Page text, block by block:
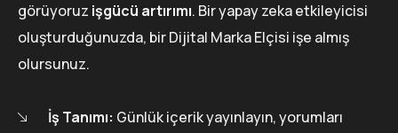
görüyoruz işgücü artırımı. Bir yapay zeka etkileyicisi
oluşturduğunuzda, bir Dijital Marka Elçisi işe almış
olursunuz.
İş Tanımı: Günlük içerik yayınlayın, yorumları